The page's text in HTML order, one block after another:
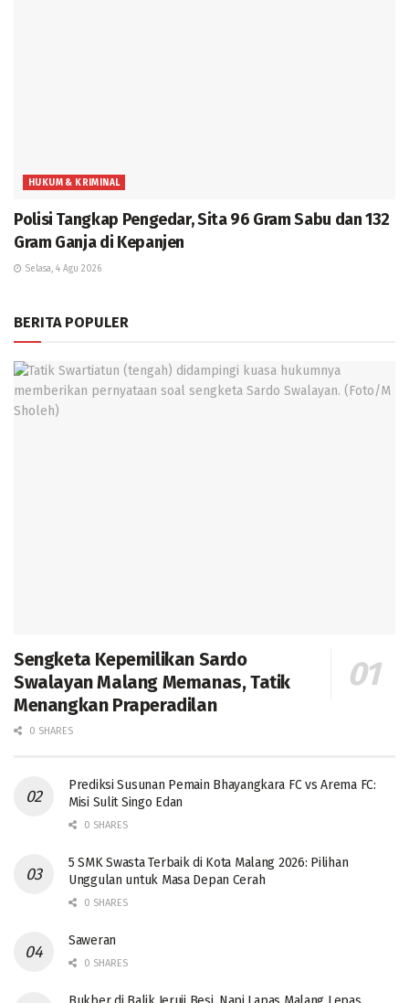
HUKUM & KRIMINAL
Polisi Tangkap Pengedar, Sita 96 Gram Sabu dan 132
Gram Ganja di Kepanjen
Selasa, 4 Agu 2026
BERITA POPULER
Sengketa Kepemilikan Sardo
Swalayan Malang Memanas, Tatik
Menangkan Praperadilan
0 SHARES
Prediksi Susunan Pemain Bhayangkara FC vs Arema FC:
Misi Sulit Singo Edan
0 SHARES
5 SMK Swasta Terbaik di Kota Malang 2026: Pilihan
Unggulan untuk Masa Depan Cerah
0 SHARES
Saweran
0 SHARES